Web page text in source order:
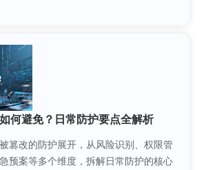
何避免？日常防护要点全解析
篡改的防护展开，从风险识别、权限管
预案等多个维度，拆解日常防护的核心